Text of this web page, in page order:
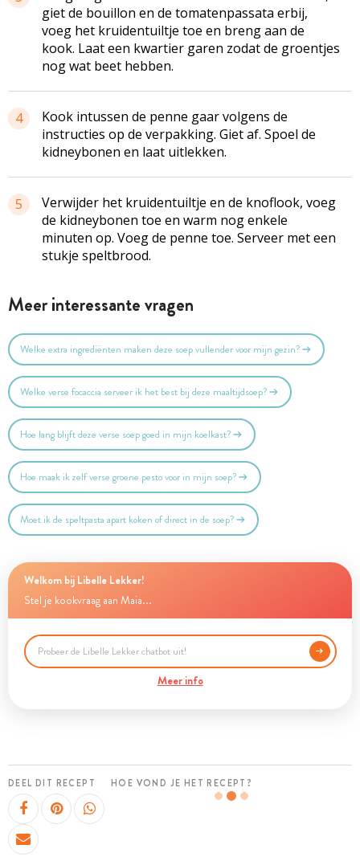
giet de bouillon en de tomatenpassata erbij,
voeg het kruidentuiltje toe en breng aan de
kook. Laat een kwartier garen zodat de groentjes
nog wat beet hebben.
4
Kook intussen de penne gaar volgens de
instructies op de verpakking. Giet af. Spoel de
kidneybonen en laat uitlekken.
5
Verwijder het kruidentuiltje en de knoflook, voeg
de kidneybonen toe en warm nog enkele
minuten op. Voeg de penne toe. Serveer met een
stukje speltbrood.
Meer interessante vragen
Welke extra ingrediënten maken deze soep vullender voor mijn gezin?
Welke verse focaccia serveer ik het best bij deze maaltijdsoep?
Hoe lang blijft deze verse soep goed in mijn koelkast?
Hoe maak ik zelf verse groene pesto voor in mijn soep?
Moet ik de speltpasta apart koken of direct in de soep?
Welkom bij Libelle Lekker!
Stel je kookvraag aan Maia...
Meer info
DEEL DIT RECEPT HOE VOND JE HET RECEPT?